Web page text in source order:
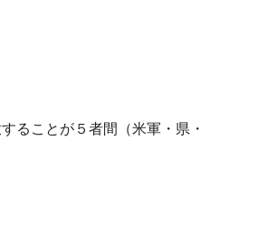
ることが５者間（米軍・県・